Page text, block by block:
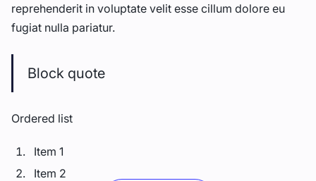
reprehenderit in voluptate velit esse cillum dolore eu
fugiat nulla pariatur.
Block quote
Ordered list
Item 1
Item 2